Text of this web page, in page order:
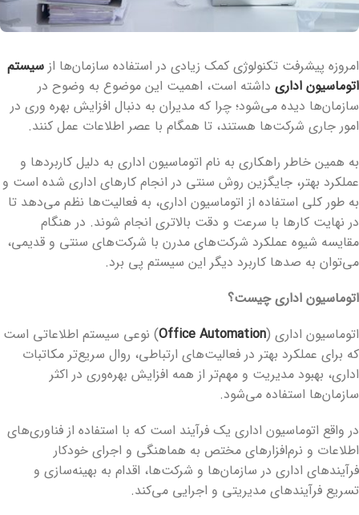
امروزه پیشرفت تکنولوژی کمک زیادی در استفاده سازمان‌ها از سیستم
اتوماسیون اداری داشته است، اهمیت این موضوع به وضوح در
سازمان‌ها دیده می‌شود؛ چرا که مدیران به دنبال افزایش بهره وری در
امور جاری شرکت‌ها هستند، تا همگام با عصر اطلاعات عمل کنند.
به همین خاطر راهکاری به نام اتوماسیون اداری به دلیل کاربردها و
عملکرد بهتر، جایگزین روش سنتی در انجام کارهای اداری شده است و
به طور کلی استفاده از اتوماسیون اداری، به فعالیت‌ها نظم می‌دهد تا
در نهایت کارها با سرعت و دقت بالاتری انجام شوند. در هنگام
مقایسه شیوه عملکرد شرکت‌های مدرن با شرکت‌های سنتی و قدیمی،
می‌توان به صدها کاربرد دیگر این سیستم پی برد.
اتوماسیون اداری چیست؟
اتوماسیون اداری (Office Automation) نوعی سیستم اطلاعاتی است
که برای عملکرد بهتر در فعالیت‌های ارتباطی، روال سریع‌تر مکاتبات
اداری، بهبود مدیریت و مهم‌تر از همه افزایش بهره‌وری در اکثر
سازمان‌ها استفاده می‌شود.
در واقع اتوماسیون اداری یک فرآیند است که با استفاده از فناوری‌های
اطلاعات و نرم‌افزارهای مختص به هماهنگی و اجرای خودکار
فرآیندهای اداری در سازمان‌ها و شرکت‌ها، اقدام به بهینه‌سازی و
تسریع فرآیندهای مدیریتی و اجرایی می‌کند.